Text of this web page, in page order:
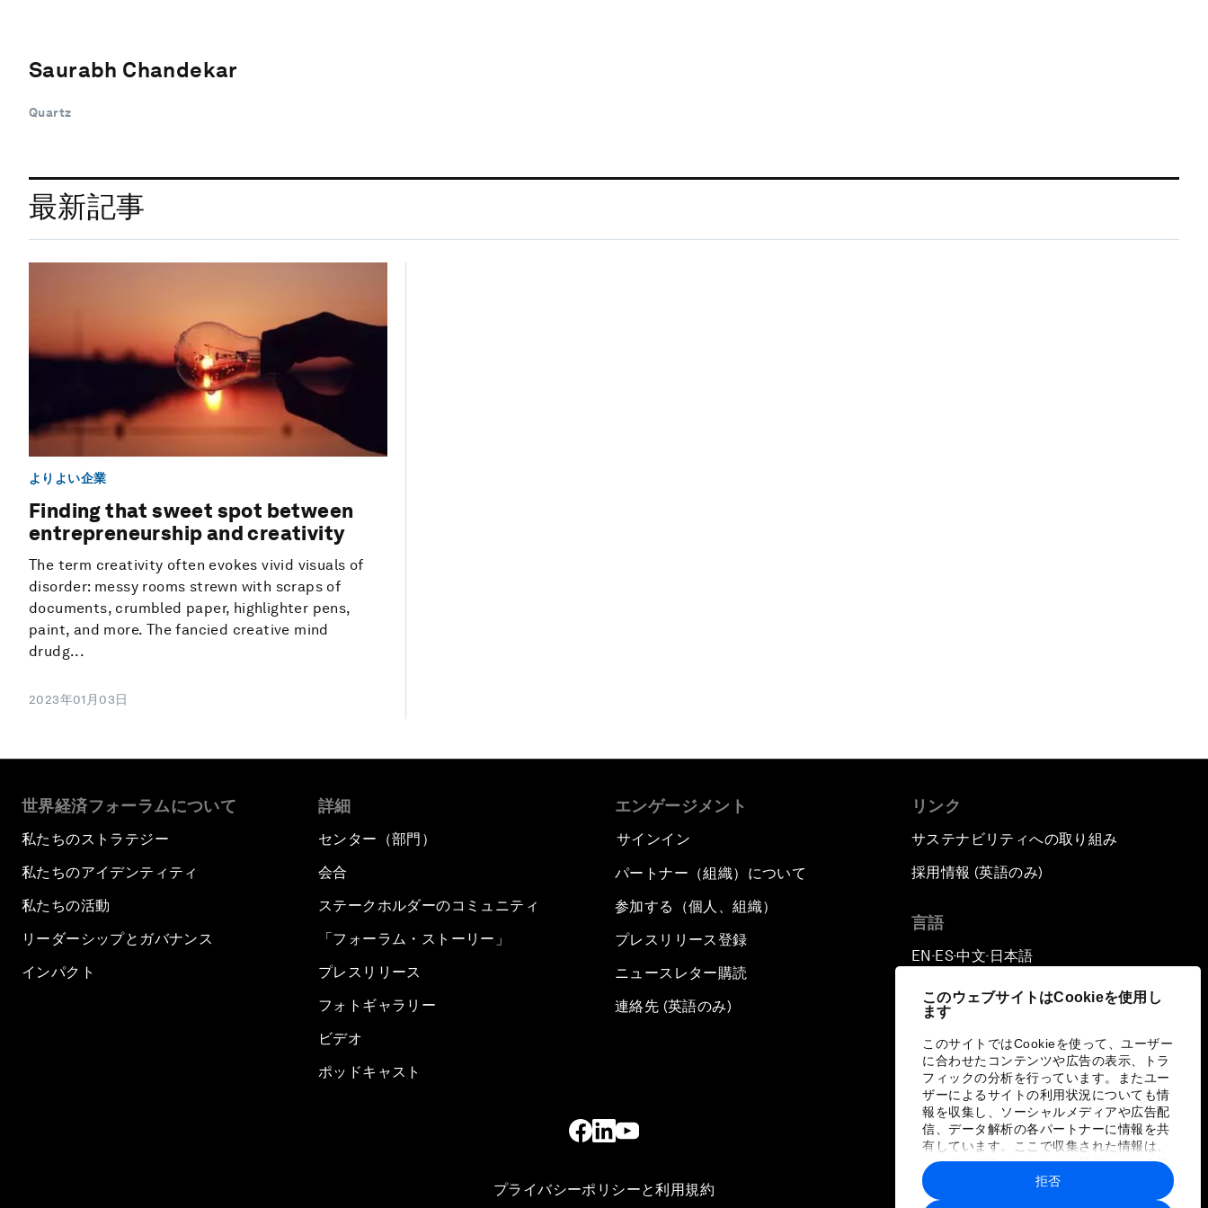
このウェブサイトはCookieを使用し
ます
このサイトではCookieを使って、ユーザー
に合わせたコンテンツや広告の表示、トラ
フィックの分析を行っています。またユー
ザーによるサイトの利用状況についても情
報を収集し、ソーシャルメディアや広告配
信、データ解析の各パートナーに情報を共
有しています。ここで収集された情報は、
ユーザーが各パートナーに提供した他の情
報や各パートナーのサービスを使用した際
に収集された情報と組み合わされ、各パー
拒否
Saurabh Chandekar
Quartz
最新記事
よりよい企業
Finding that sweet spot between
entrepreneurship and creativity
The term creativity often evokes vivid visuals of
disorder: messy rooms strewn with scraps of
documents, crumbled paper, highlighter pens,
paint, and more. The fancied creative mind
drudg...
2023年01月03日
世界経済フォーラムについて
私たちのストラテジー
私たちのアイデンティティ
私たちの活動
リーダーシップとガバナンス
インパクト
詳細
センター（部門）
会合
ステークホルダーのコミュニティ
「フォーラム・ストーリー」
プレスリリース
フォトギャラリー
ビデオ
ポッドキャスト
エンゲージメント
サインイン
パートナー（組織）について
参加する（個人、組織）
プレスリリース登録
ニュースレター購読
連絡先 (英語のみ)
リンク
サステナビリティへの取り組み
採用情報 (英語のみ)
言語
EN ▪ ES▪中文▪ 日本語
プライバシーポリシーと利用規約